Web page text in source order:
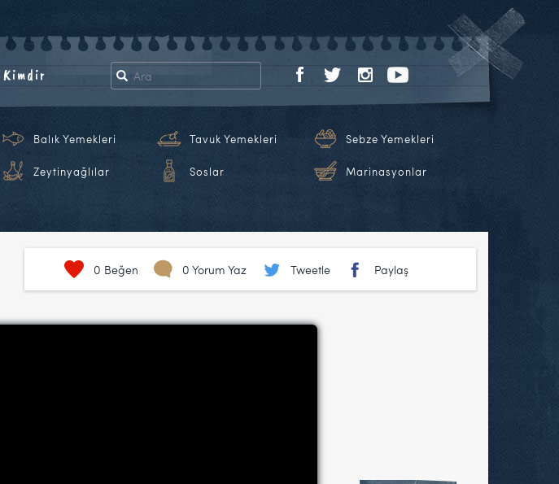
Kimdir
Balık Yemekleri Tavuk Yemekleri Sebze Yemekleri
Zeytinyağlılar Soslar Marinasyonlar
0 Beğen 0 Yorum Yaz Tweetle Paylaş